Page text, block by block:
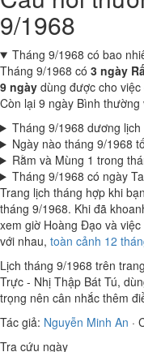
9/1968
Tháng 9/1968 có bao
Tháng 9/1968 có 3 ngày
9 ngày dùng được cho
Còn lại 9 ngày Bình
Tháng 9/1968 dương
Ngày nào tháng 9/1968
Rằm và Mùng 1 trong
Tháng 9/1968 có ngày
Trang lịch tháng hợp khi
tháng 9/1968. Khi đã
xem giờ Hoàng Đạo và
với nhau, toàn cảnh 12
Lịch tháng 9/1968 trên
Trực - Nhị Thập Bát Tú,
trọng nên cân nhắc thêm
Tác giả: Nguyễn Minh An ·
Tra cứu ngày